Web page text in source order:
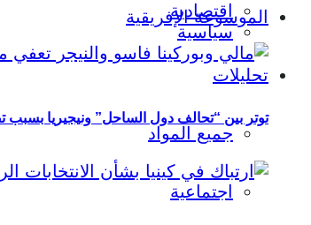
الموسوعة الإفريقية
تحليلات
جميع المواد
اجتماعية
اقتصادية
سياسية
توتر بين “تحالف دول الساحل” ونيجيريا بسبب